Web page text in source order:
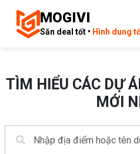
MOGIVI
Săn deal tốt • Hình dung
TÌM HIỂU CÁC DỰ
MỚI